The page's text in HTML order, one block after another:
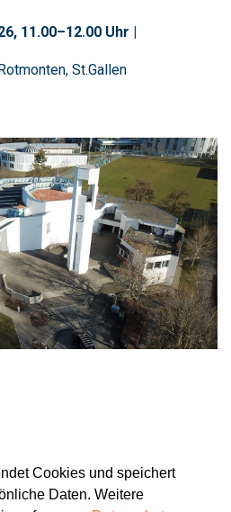
Cookies und speichert
Daten. Weitere
11.00–12.00 Uhr |
St.Gallen